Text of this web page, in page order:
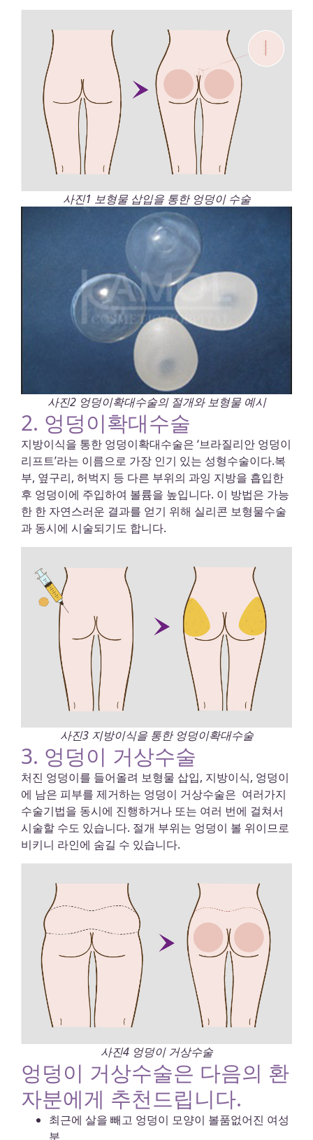
사진1 보형물 삽입을 통한 엉덩이 수술
사진2 엉덩이확대수술의 절개와 보형물 예시
2. 엉덩이확대수술
지방이식을 통한 엉덩이확대수술은 ‘브라질리안 엉덩이
리프트’라는 이름으로 가장 인기 있는 성형수술이다.복
부, 옆구리, 허벅지 등 다른 부위의 과잉 지방을 흡입한
후 엉덩이에 주입하여 볼륨을 높입니다. 이 방법은 가능
한 한 자연스러운 결과를 얻기 위해 실리콘 보형물수술
과 동시에 시술되기도 합니다.
사진3 지방이식을 통한 엉덩이확대수술
3. 엉덩이 거상수술
처진 엉덩이를 들어올려 보형물 삽입, 지방이식, 엉덩이
에 남은 피부를 제거하는 엉덩이 거상수술은 여러가지
수술기법을 동시에 진행하거나 또는 여러 번에 걸쳐서
시술할 수도 있습니다. 절개 부위는 엉덩이 볼 위이므로
비키니 라인에 숨길 수 있습니다.
사진4 엉덩이 거상수술
엉덩이 거상수술은 다음의 환
자분에게 추천드립니다.
최근에 살을 빼고 엉덩이 모양이 볼품없어진 여성
분